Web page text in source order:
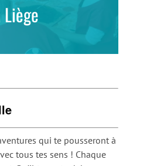
qui te pousseront à
tous tes sens ! Chaque